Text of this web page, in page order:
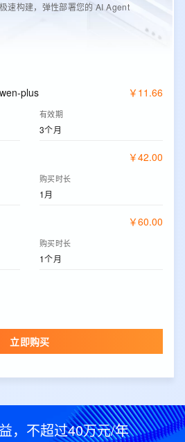
速构建，弹性部署您的 AI Agent
plus ￥ 11 .66
有效期
3个月
￥42.00
购买时长
1月
￥60.00
购买时长
1个月
立即购买
，不超过40万元/年